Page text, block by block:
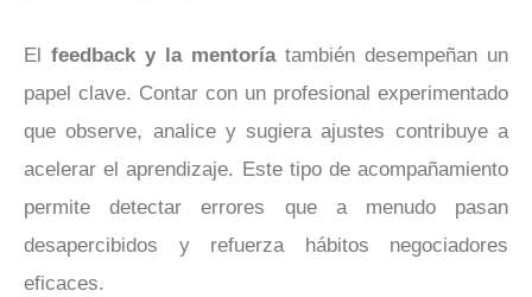
El feedback y la mentoríatambién desempeñan un
papel clave. Contar con un profesional experimentado
que observe, analice y sugiera ajustes contribuye a
acelerar el aprendizaje. Este tipo de acompañamiento
permite detectar errores que a menudo pasan
desapercibidos y refuerza hábitos negociadores
eficaces.